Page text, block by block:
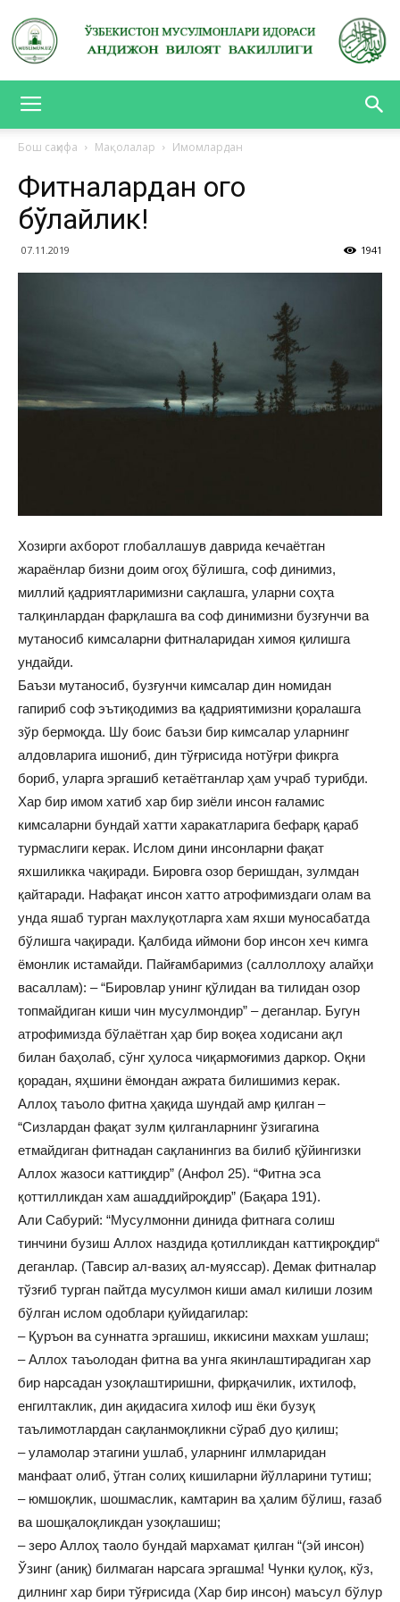
ВИЛОЯТ
Бош саҳифа Мақолалар Имомлардан
Фитналардан огоҳ
бўлайлик!
07.11.2019 1941
Хозирги ахборот глобаллашув даврида кечаётган
жараёнлар бизни доим огоҳ бўлишга, соф динимиз,
миллий қадриятларимизни сақлашга, уларни соҳта
талқинлардан фарқлашга ва соф динимизни бузғунчи ва
мутаносиб кимсаларни фитналаридан химоя қилишга
ундайди.
Баъзи мутаносиб, бузғунчи кимсалар дин номидан
гапириб соф эътиқодимиз ва қадриятимизни қоралашга
зўр бермоқда. Шу боис баъзи бир кимсалар уларнинг
алдовларига ишониб, дин тўғрисида нотўғри фикрга
бориб, уларга эргашиб кетаётганлар ҳам учраб турибди.
Хар бир имом хатиб хар бир зиёли инсон ғаламис
кимсаларни бундай хатти харакатларига бефарқ қараб
турмаслиги керак. Ислом дини инсонларни фақат
яхшиликка чақиради. Бировга озор беришдан, зулмдан
қайтаради. Нафақат инсон хатто атрофимиздаги олам ва
унда яшаб турган махлуқотларга хам яхши муносабатда
бўлишга чақиради. Қалбида иймони бор инсон хеч кимга
ёмонлик истамайди. Пайғамбаримиз (саллоллоҳу алайҳи
васаллам): – “Бировлар унинг қўлидан ва тилидан озор
топмайдиган киши чин мусулмондир” – деганлар. Бугун
атрофимизда бўлаётган ҳар бир воқеа ходисани ақл
билан баҳолаб, сўнг ҳулоса чиқармоғимиз даркор. Оқни
қорадан, яҳшини ёмондан ажрата билишимиз керак.
Аллоҳ таъоло фитна ҳақида шундай амр қилган –
“Сизлардан фақат зулм қилганларнинг ўзигагина
етмайдиган фитнадан сақланингиз ва билиб қўйингизки
Аллох жазоси каттиқдир” (Анфол 25). “Фитна эса
қоттилликдан хам ашаддийроқдир” (Бақара 191).
Али Сабурий: “Мусулмонни динида фитнага солиш
тинчини бузиш Аллох наздида қотилликдан каттиқроқдир“
деганлар. (Тавсир ал-вазиҳ ал-муяссар). Демак фитналар
тўзғиб турган пайтда мусулмон киши амал килиши лозим
бўлган ислом одоблари қуйидагилар:
– Қуръон ва суннатга эргашиш, иккисини махкам ушлаш;
– Аллох таъолодан фитна ва унга якинлаштирадиган хар
бир нарсадан узоқлаштиришни, фирқачилик, ихтилоф,
енгилтаклик, дин ақидасига хилоф иш ёки бузуқ
таълимотлардан сақланмоқликни сўраб дуо қилиш;
– уламолар этагини ушлаб, уларнинг илмларидан
манфаат олиб, ўтган солиҳ кишиларни йўлларини тутиш;
– юмшоқлик, шошмаслик, камтарин ва ҳалим бўлиш, ғазаб
ва шошқалоқликдан узоқлашиш;
– зеро Аллоҳ таоло бундай мархамат қилган “(эй инсон)
Ўзинг (аниқ) билмаган нарсага эргашма! Чунки қулоқ, кўз,
дилнинг хар бири тўғрисида (Хар бир инсон) маъсул бўлур